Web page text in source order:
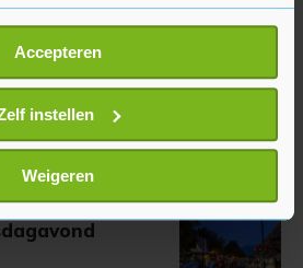
we ook graag:
over uw geografische
paar meter nauwkeurig kan zijn
door het actief te
eigenschappen (fingerprinting)
persoonlijke gegevens worden
in het
op elk moment wijzigen of
Accepteren
instellen
Weigeren
op hittegolf
graden of hoger
boerenactie in